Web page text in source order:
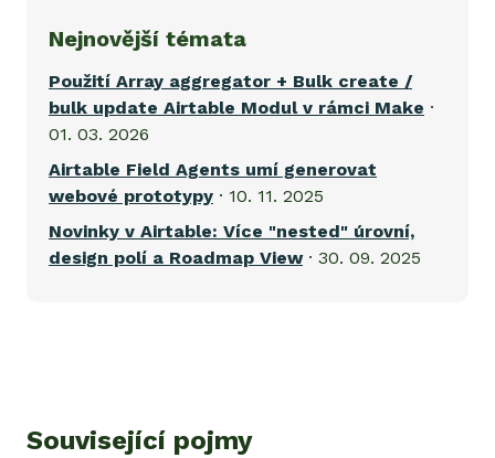
Nejnovější témata
Použití Array aggregator + Bulk create /
bulk update Airtable Modul v rámci Make ·
01. 03. 2026
Airtable Field Agents umí generovat
webové prototypy · 10. 11. 2025
Novinky v Airtable: Více "nested" úrovní,
design polí a Roadmap View· 30. 09. 2025
Související pojmy